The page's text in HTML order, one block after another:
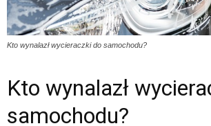
Kto wynalazł wycieraczki do samochodu?
Kto wynalazł
samochodu?